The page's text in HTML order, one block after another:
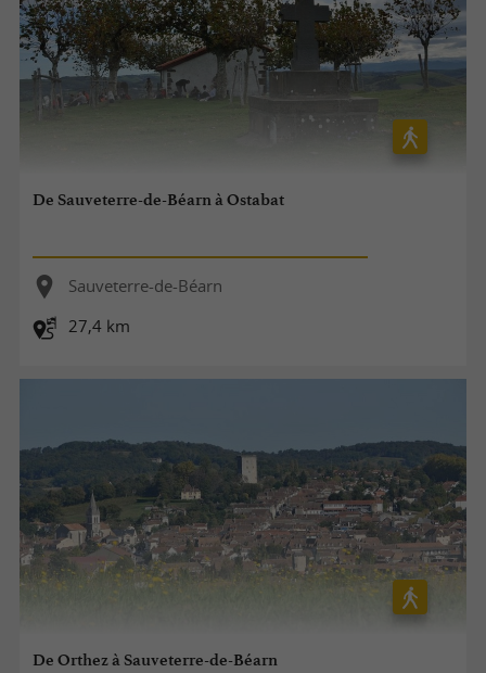
De Sauveterre-de-Béarn à Ostabat
Sauveterre-de-Béarn
27,4 km
De Orthez à Sauveterre-de-Béarn